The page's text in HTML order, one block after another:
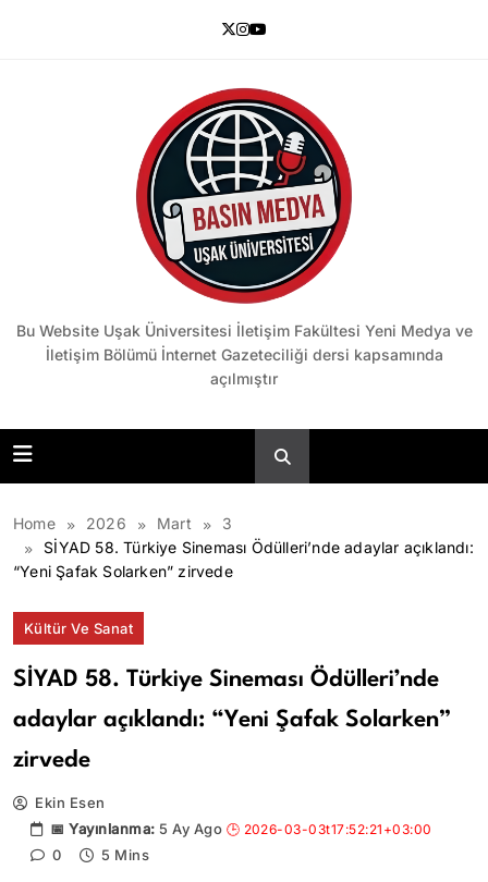
Basın Medya
Bu Website Uşak Üniversitesi İletişim Fakültesi Yeni Medya ve
İletişim Bölümü İnternet Gazeteciliği dersi kapsamında
açılmıştır
Home 2026 Mart
3
SİYAD 58. Türkiye Sineması Ödülleri’nde adaylar açıklandı:
“Yeni Şafak Solarken” zirvede
Kültür Ve Sanat
SİYAD 58. Türkiye Sineması Ödülleri’nde
adaylar açıklandı: “Yeni Şafak Solarken”
zirvede
Ekin Esen
5 Ay Ago
0
5 Mins